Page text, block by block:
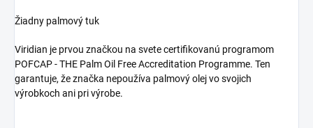
Žiadny palmový tuk
Viridian je prvou značkou na svete certifikovanú programom
POFCAP - THE Palm Oil Free Accreditation Programme. Ten
garantuje, že značka nepoužíva palmový olej vo svojich
výrobkoch ani pri výrobe.